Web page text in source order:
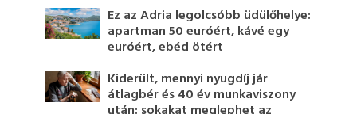
Ez az Adria legolcsóbb üdülőhelye:
apartman 50 euróért, kávé egy
euróért, ebéd ötért
Kiderült, mennyi nyugdíj jár
átlagbér és 40 év munkaviszony